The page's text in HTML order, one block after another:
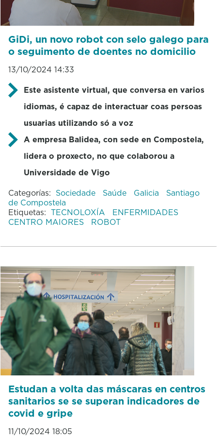
GiDi, un novo robot con selo galego para
o seguimento de doentes no domicilio
13/10/2024 14:33
Este asistente virtual, que conversa en varios
idiomas, é capaz de interactuar coas persoas
usuarias utilizando só a voz
A empresa Balidea, con sede en Compostela,
lidera o proxecto, no que colaborou a
Universidade de Vigo
Categorías: Sociedade Saúde Galicia
Santiago
de Compostela
Etiquetas: TECNOLOXÍA
ENFERMIDADES
CENTRO MAIORES
ROBOT
Estudan a volta das máscaras en centros
sanitarios se se superan indicadores de
covid e gripe
11/10/2024 18:05